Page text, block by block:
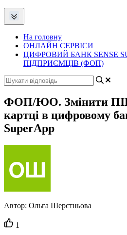
На головну
ОНЛАЙН СЕРВІСИ
ЦИФРОВИЙ БАНК SENSE
ПІДПРИЄМЦІВ (ФОП)
ФОП/ЮО. Змінити ПІН
картці в цифровому
SuperApp
Автор: Ольга Шерстньова
Кількість
вподобайок:
1